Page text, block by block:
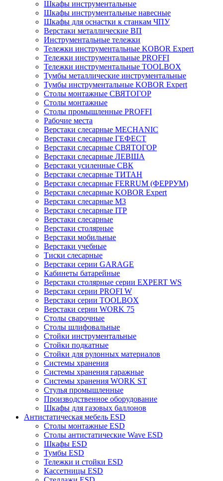
Шкафы инструментальные
Шкафы инструментальные навесные
Шкафы для оснастки к станкам ЧПУ
Верстаки металлические ВП
Инструментальные тележки
Тележки инструментальные KOBOR Expert
Тележки инструментальные PROFFI
Тележки инструментальные TOOLBOX
Тумбы металлические инструментальные
Тумбы инструментальные KOBOR Expert
Столы монтажные СВЯТОГОР
Столы монтажные
Столы промышленные PROFFI
Рабочие места
Верстаки слесарные MECHANIC
Верстаки слесарные ГЕФЕСТ
Верстаки слесарные СВЯТОГОР
Верстаки слесарные ЛЕВША
Верстаки усиленные СВК
Верстаки слесарные ТИТАН
Верстаки слесарные FERRUM (ФЕРРУМ)
Верстаки слесарные KOBOR Expert
Верстаки слесарные М3
Верстаки слесарные ITP
Верстаки слесарные
Верстаки столярные
Верстаки мобильные
Верстаки учебные
Тиски слесарные
Верстаки серии GARAGE
Кабинеты батарейные
Верстаки столярные серии EXPERT WS
Верстаки серии PROFI W
Верстаки серии TOOLBOX
Верстаки серии WORK 75
Столы сварочные
Столы шлифовальные
Стойки инструментальные
Стойки подкатные
Стойки для рулонных материалов
Системы хранения
Системы хранения гаражные
Системы хранения WORK ST
Стулья промышленные
Производственное оборудование
Шкафы для газовых баллонов
Антистатическая мебель ESD
Столы монтажные ESD
Столы антистатические Wave ESD
Шкафы ESD
Тумбы ESD
Тележки и стойки ESD
Кассетницы ESD